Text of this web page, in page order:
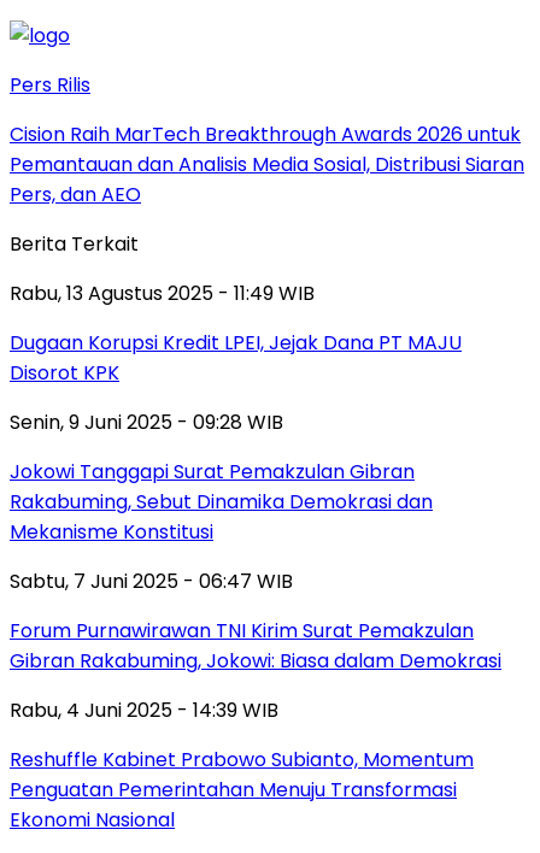
Pers Rilis
Cision Raih MarTech Breakthrough Awards 2026 untuk
Pemantauan dan Analisis Media Sosial, Distribusi Siaran
Pers, dan AEO
Berita Terkait
Rabu, 13 Agustus 2025 - 11:49 WIB
Dugaan Korupsi Kredit LPEI, Jejak Dana PT MAJU
Disorot KPK
Senin, 9 Juni 2025 - 09:28 WIB
Jokowi Tanggapi Surat Pemakzulan Gibran
Rakabuming, Sebut Dinamika Demokrasi dan
Mekanisme Konstitusi
Sabtu, 7 Juni 2025 - 06:47 WIB
Forum Purnawirawan TNI Kirim Surat Pemakzulan
Gibran Rakabuming, Jokowi: Biasa dalam Demokrasi
Rabu, 4 Juni 2025 - 14:39 WIB
Reshuffle Kabinet Prabowo Subianto, Momentum
Penguatan Pemerintahan Menuju Transformasi
Ekonomi Nasional